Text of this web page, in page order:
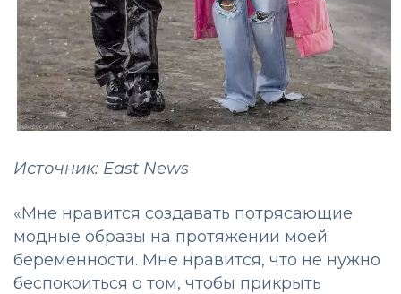
Источник: East News
«Мне нравится создавать потрясающие
модные образы на протяжении моей
беременности. Мне нравится, что не нужно
беспокоиться о том, чтобы прикрыть